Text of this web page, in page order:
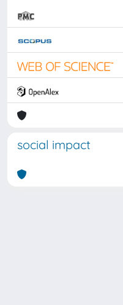
social impact